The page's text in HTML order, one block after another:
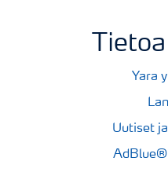
Yara
Uutiset
AdBlue®